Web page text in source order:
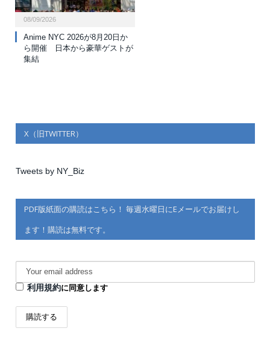
08/09/2026
Anime NYC 2026が8月20日か
ら開催 日本から豪華ゲストが
集結
X（旧TWITTER）
Tweets by NY_Biz
PDF版紙面の購読はこちら！ 毎週水曜日にEメールでお届けし
ます！購読は無料です。
利用規約に同意します